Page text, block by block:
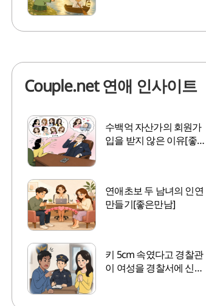
Couple.net 연애 인사이트
수백억 자산가의 회원가
입을 받지 않은 이유[좋은
연애초보 두 남녀의 인연
만들기[좋은만남]
키 5cm 속였다고 경찰관
이 여성을 경찰서에 신고